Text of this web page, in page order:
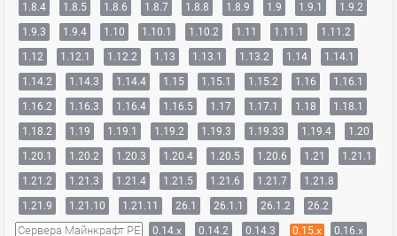
1.8.4
1.8.5 1.8.6 1.8.7 1.8.8 1.8.9 1.9 1.9.1
1.9.2
1.9.3
1.9.4 1.10 1.10.1 1.10.2 1.11 1.11.1
1.11.2
1.12
1.12.1 1.12.2 1.13 1.13.1 1.13.2 1.14
1.14.1
1.14.2
1.14.3 1.14.4 1.15 1.15.1 1.15.2 1.16
1.16.1
1.16.2
1.16.3 1.16.4 1.16.5 1.17 1.17.1 1.18
1.18.1
1.18.2
1.19 1.19.1 1.19.2 1.19.3 1.19.33 1.19.4
1.20
1.20.1
1.20.2 1.20.3 1.20.4 1.20.5 1.20.6 1.21
1.21.1
1.21.2
1.21.3 1.21.4 1.21.5 1.21.6 1.21.7
1.21.8
1.21.9
1.21.10 1.21.11 26.1 26.1.1 26.1.2 26.2
Сервера Майнкрафт PE 0.14.x 0.14.2 0.14.3 0.15.x
0.16.x